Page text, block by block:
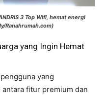
3 Top Wifi, hemat energi
Ranahrumah.com)
yang Ingin Hemat
yang
fitur premium dan